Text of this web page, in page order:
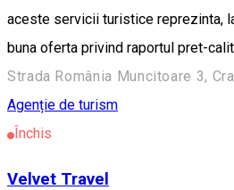
aceste servicii turistice reprezinta,
buna oferta privind raportul pret-
Strada România Muncitoare 3,
Agenție de turism
Închis
Velvet Travel